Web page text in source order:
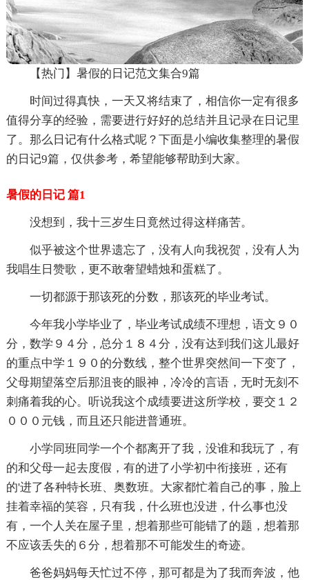
【热门】暑假的日记范文集合9篇
时间过得真快，一天又将结束了，相信你一定有很多
值得分享的经验，需要进行好好的总结并且记录在日记里
了。那么日记有什么格式呢？下面是小编收集整理的暑假
的日记9篇，仅供参考，希望能够帮助到大家。
暑假的日记 篇1
没想到，我十三岁生日竟然过得这样痛苦。
似乎被这个世界遗忘了，没有人向我祝贺，没有人为
我唱生日赞歌，更不敢奢望蜡烛和蛋糕了。
一切都源于那该死的分数，那该死的毕业考试。
今年我小学毕业了，毕业考试成绩不理想，语文９０
分，数学９４分，总分１８４分，没有达到我们这儿最好
的重点中学１９０的分数线，整个世界突然间一下变了，
父母期望落空后那沮丧的眼神，冷冷的言语，无时无刻不
刺痛着我的心。听说我这个成绩要进这所学校，要交１２
０００元钱，而且还只能进普通班。
小学同班同学一个个都离开了我，没谁和我玩了，有
的和父母一起去度假，有的进了小学初中衔接班，还有
的'进了各种特长班、奥数班。大家都忙着自己的事，脸上
挂着幸福的笑容，只有我，什么班也没进，什么事也没
有，一个人关在屋子里，想着那些可能错了的题，想着那
不应该丢失的６分，想着那不可能发生的奇迹。
爸爸妈妈每天忙过不停，那可都是为了我而奔波，他